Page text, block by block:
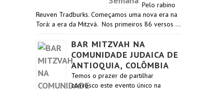
Pelo rabino
Reuven Tradburks. Começamos uma nova era na
Torá: a era da Mitzvá. Nos primeiros 86 versos …
BAR MITZVAH NA
COMUNIDADE JUDAICA DE
ANTIOQUIA, COLÔMBIA
Temos o prazer de partilhar
convosco este evento único na